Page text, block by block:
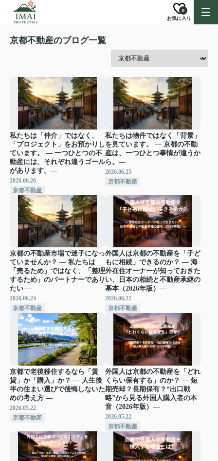
お気に入り
0
京都不動産のブログ一覧
私たちは「仲介」ではなく、
「プロジェクト」をお預かりし
ています。 ― 一つひとつの不
動産には、それぞれ違うゴール
があります。―
2026.06.26
京都不動産
私たちは物件ではなく「背景」
を見ています。 ― 京都の不動
産は、一つひとつ事情が違うか
ら。―
2026.06.25
京都不動産
京都の不動産市場で迷子になっ
ていませんか？ ― 私たちは
「売るため」ではなく、「整理
するため」のパートナーであり
たい ―
2026.06.24
京都不動産
外国人は京都の不動産を「子ど
もに相続」できるのか？ ― 海
外在住オーナーが知っておきた
い、日本の相続と不動産承継の
基本（2026年版）―
2026.06.22
京都不動産
京都で老後移住するなら「賃
貸」か「購入」か？ ― 人生後
半の住まい選びで後悔しないた
めの考え方 ―
2026.05.22
京都不動産
外国人は京都の不動産を「どれ
くらい保有する」のか？ ― 短
期売却？長期保有？“出口戦
略”から見る外国人購入者の本
音（2026年版）―
2026.05.22
京都不動産